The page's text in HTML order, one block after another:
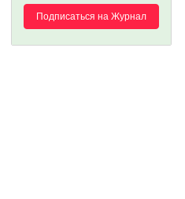
Подписаться на Журнал